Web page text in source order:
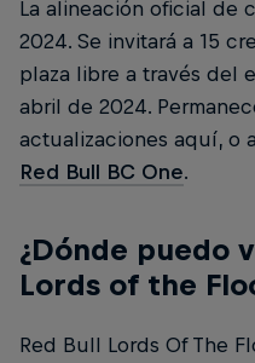
La alineación oficial de
2024. Se invitará a 15
plaza libre a través del
abril de 2024.
actualizaciones aquí, o
Red Bull BC One.
¿Dónde puedo
Lords of the
Red Bull Lords Of The